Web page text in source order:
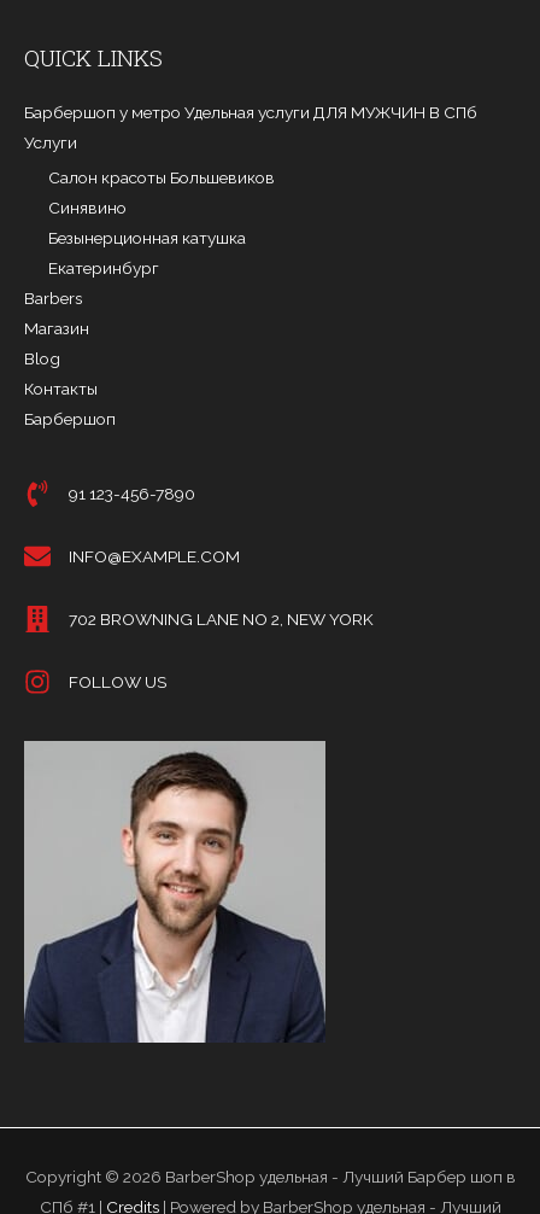
QUICK LINKS
Барбершоп у метро Удельная услуги ДЛЯ МУЖЧИН В СПб
Услуги
Салон красоты Большевиков
Синявино
Безынерционная катушка
Екатеринбург
Barbers
Магазин
Blog
Контакты
Барбершоп
91 123-456-7890
INFO@EXAMPLE.COM
702 BROWNING LANE NO 2, NEW YORK
FOLLOW US
Copyright © 2026 BarberShop удельная - Лучший Барбер шоп в
СПб #1 | Credits| Powered by BarberShop удельная - Лучший